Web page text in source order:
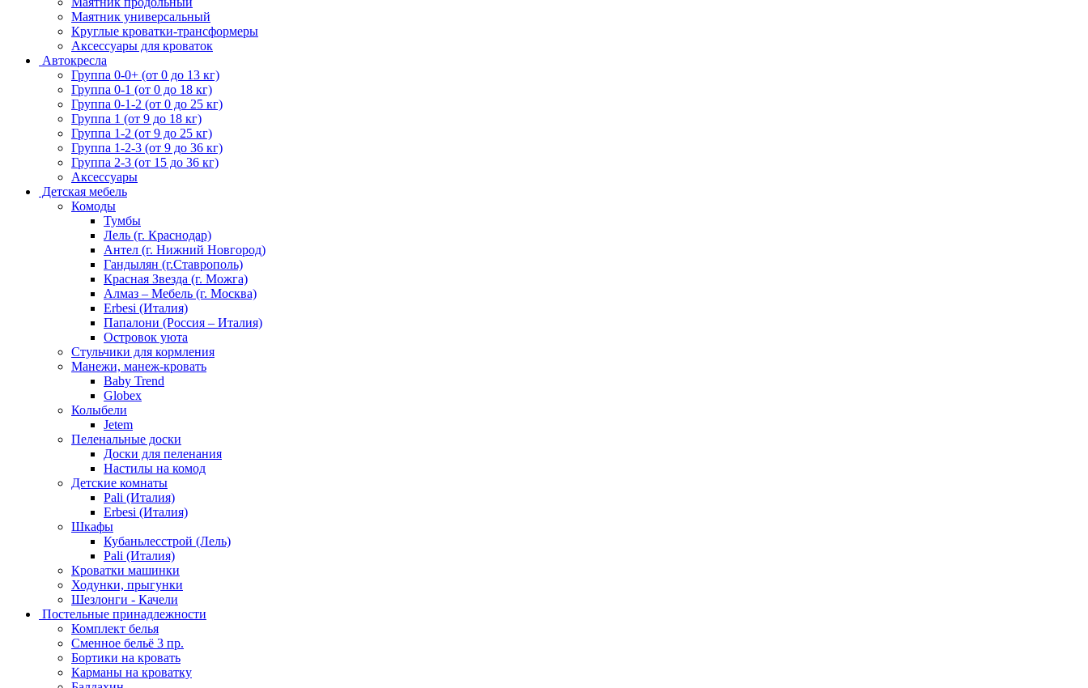
Маятник универсальный
Круглые кроватки-трансформеры
Аксессуары для кроваток
Автокресла
Группа 0-0+ (от 0 до 13 кг)
Группа 0-1 (от 0 до 18 кг)
Группа 0-1-2 (от 0 до 25 кг)
Группа 1 (от 9 до 18 кг)
Группа 1-2 (от 9 до 25 кг)
Группа 1-2-3 (от 9 до 36 кг)
Группа 2-3 (от 15 до 36 кг)
Аксессуары
Детская мебель
Комоды
Тумбы
Лель (г. Краснодар)
Антел (г. Нижний Новгород)
Гандылян (г.Ставрополь)
Красная Звезда (г. Можга)
Алмаз – Мебель (г. Москва)
Erbesi (Италия)
Папалони (Россия – Италия)
Островок уюта
Стульчики для кормления
Манежи, манеж-кровать
Baby Trend
Globex
Колыбели
Jetem
Пеленальные доски
Доски для пеленания
Настилы на комод
Детские комнаты
Pali (Италия)
Erbesi (Италия)
Шкафы
Кубаньлесстрой (Лель)
Pali (Италия)
Кроватки машинки
Ходунки, прыгунки
Шезлонги - Качели
Постельные принадлежности
Комплект белья
Сменное бельё 3 пр.
Бортики на кровать
Карманы на кроватку